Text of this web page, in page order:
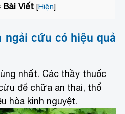
Bài Viết [Hiện]
ngải cứu có hiệu quả
nhất. Các thầy thuốc
để chữa an thai, thổ
hòa kinh nguyệt.